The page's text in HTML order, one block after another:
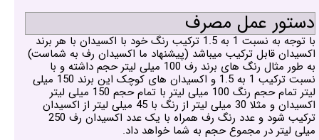
دستور عمل مصرف
با توجه به نسبت 1 به 1.5 ترکیب رنگ خود با اکسیدان با هر برند
اکسیدان قابل ترکیب میباشد (پیشنهاد ما اکسیدان رف به شماست)
به طور مثال رنگ های برند رف 100 میلی لیتر حجم داشته و با
نسبت ترکیب 1 به 1.5 و اکسیدان های کوچک این برند 150 میلی
لیتر تمام حجم رنگ 100 میلی لیتر با تمام حجم 150 میلی لیتر
اکسیدان و مثلا 30 میلی لیتر از رنگ با 45 میلی لیتر از اکسیدان
ترکیب شود و عدد رنگ رف همراه با یک عدد اکسیدان رف 250
میلی لیتر در مجموع حجم به شما خواهد داد.